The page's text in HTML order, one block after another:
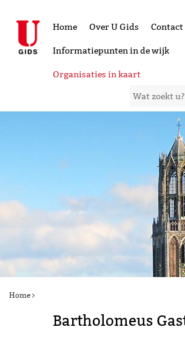
Home Over U Gids Contact
Informatiepunten in de wijk
Organisaties in kaart
Home
Bartholomeus